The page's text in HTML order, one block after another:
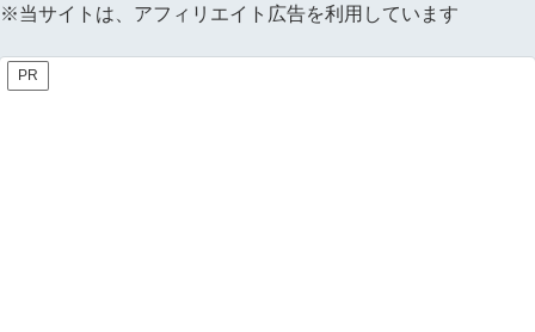
※当サイトは、アフィリエイト広告を利用しています
PR